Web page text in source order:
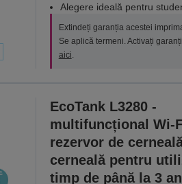
Alegere ideală pentru
Extindeți garanția acestei
Se aplică termeni. Activați
aici.
EcoTank L3280 -
multifuncțional Wi-
rezervor de
cerneală pentru
timp de până la 3